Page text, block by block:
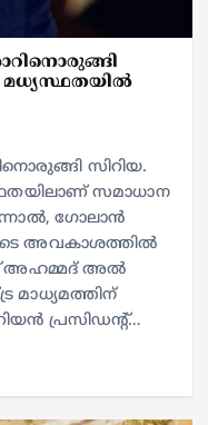
മധ്യസ്ഥതയില്‍
സിറിയ.
സമാധാന
ഗോലാന്‍
അവകാശത്തില്‍
അഹമ്മദ് അല്‍
മാധ്യമത്തിന്
പ്രസിഡന്റ്…